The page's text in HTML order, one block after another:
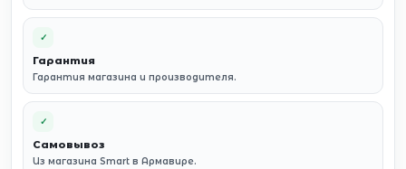
✓
Гарантия
Гарантия магазина и производителя.
✓
Самовывоз
Из магазина Smart в Армавире.